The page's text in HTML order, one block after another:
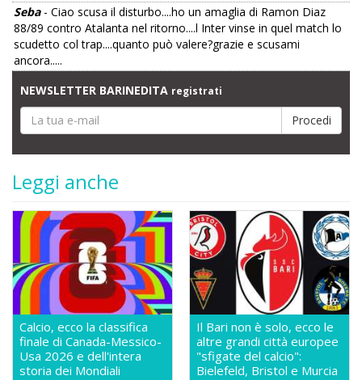
Seba- Ciao scusa il disturbo....ho un amaglia di Ramon Diaz
88/89 contro Atalanta nel ritorno....l Inter vinse in quel match lo
scudetto col trap....quanto può valere?grazie e scusami
ancora.....
NEWSLETTER BARINEDITA registrati
Leggi anche
Calcio, ecco la classifica
finale di Canada-Messico-
Usa 2026 e dell'intera
storia dei Mondiali
Il Bari non è solo, ecco le
altre grandi città europee
"sfigate del calcio":
Bielefeld, Bristol e Murcia